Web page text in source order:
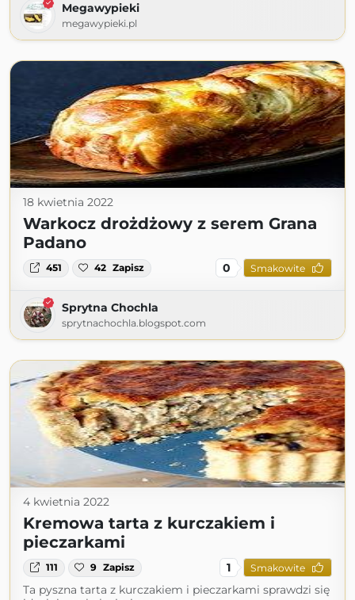
Megawypieki
megawypieki.pl
18 kwietnia 2022
Warkocz drożdżowy z serem Grana
Padano
451 42 Zapisz 0 Smakowite
Sprytna Chochla
sprytnachochla.blogspot.com
4 kwietnia 2022
Kremowa tarta z kurczakiem i
pieczarkami
111 9 Zapisz 1 Smakowite
Ta pyszna tarta z kurczakiem i pieczarkami sprawdzi się